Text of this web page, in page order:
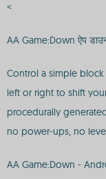
<
AA Game:Down ऐप
Control a simple block
left or right to shift
procedurally
no power-ups, no
AA Game:Down -